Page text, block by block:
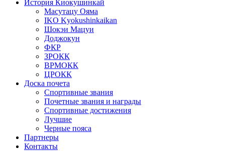
История Киокушинкай
Масутацу Ояма
IKO Kyokushinkaikan
Шокэи Мацуи
Доджокун
ФКР
ЗРОКК
ВРМОКК
ЦРОКК
Доска почета
Спортивные звания
Почетные звания и награды
Спортивные достижения
Лучшие
Черные пояса
Партнеры
Контакты